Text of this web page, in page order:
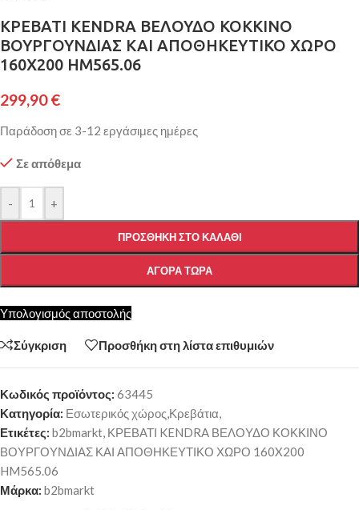
ΚΡΕΒΑΤΙ KENDRA ΒΕΛΟΥΔΟ ΚΟΚΚΙΝΟ
ΒΟΥΡΓΟΥΝΔΙΑΣ ΚΑΙ ΑΠΟΘΗΚΕΥΤΙΚΟ ΧΩΡΟ
160X200 HM565.06
299,90€
Παράδοση σε 3-12 εργάσιμες ημέρες
Σε απόθεμα
- +
ΠΡΟΣΘΉΚΗ ΣΤΟ ΚΑΛΆΘΙ
ΑΓΟΡΆ ΤΏΡΑ
Υπολογισμός αποστολής
Σύγκριση Προσθήκη στη λίστα επιθυμιών
Κωδικός προϊόντος: 63445
Κατηγορία: Εσωτερικός χώρος,Κρεβάτια,
Ετικέτες: b2bmarkt, ΚΡΕΒΑΤΙ KENDRA ΒΕΛΟΥΔΟ ΚΟΚΚΙΝΟ
ΒΟΥΡΓΟΥΝΔΙΑΣ ΚΑΙ ΑΠΟΘΗΚΕΥΤΙΚΟ ΧΩΡΟ 160X200
HM565.06
Μάρκα: b2bmarkt